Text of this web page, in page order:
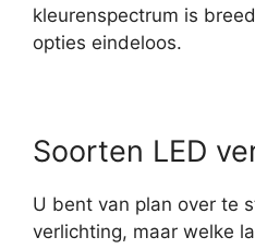
kleurenspectrum is
opties eindeloos.
Soorten LED
U bent van plan over te
verlichting, maar welke